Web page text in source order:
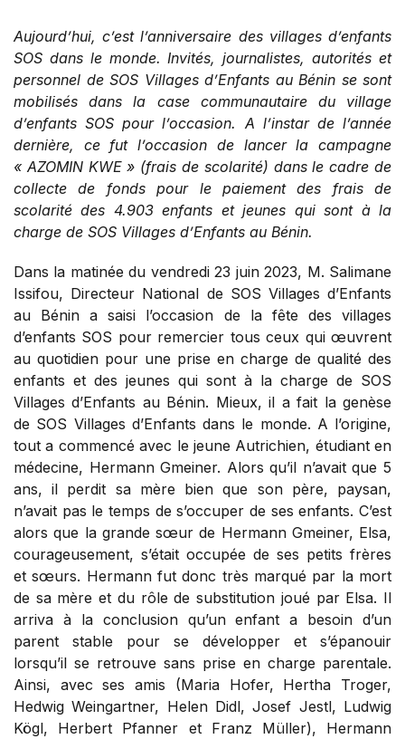
Aujourd’hui, c’est l’anniversaire des villages d’enfants
SOS dans le monde. Invités, journalistes, autorités et
personnel de SOS Villages d’Enfants au Bénin se sont
mobilisés dans la case communautaire du village
d’enfants SOS pour l’occasion. A l’instar de l’année
dernière, ce fut l’occasion de lancer la campagne
« AZOMIN KWE » (frais de scolarité) dans le cadre de
collecte de fonds pour le paiement des frais de
scolarité des 4.903 enfants et jeunes qui sont à la
charge de SOS Villages d’Enfants au Bénin.
Dans la matinée du vendredi 23 juin 2023, M. Salimane
Issifou, Directeur National de SOS Villages d’Enfants
au Bénin a saisi l’occasion de la fête des villages
d’enfants SOS pour remercier tous ceux qui œuvrent
au quotidien pour une prise en charge de qualité des
enfants et des jeunes qui sont à la charge de SOS
Villages d’Enfants au Bénin. Mieux, il a fait la genèse
de SOS Villages d’Enfants dans le monde. A l’origine,
tout a commencé avec le jeune Autrichien, étudiant en
médecine, Hermann Gmeiner. Alors qu’il n’avait que 5
ans, il perdit sa mère bien que son père, paysan,
n’avait pas le temps de s’occuper de ses enfants. C’est
alors que la grande sœur de Hermann Gmeiner, Elsa,
courageusement, s’était occupée de ses petits frères
et sœurs. Hermann fut donc très marqué par la mort
de sa mère et du rôle de substitution joué par Elsa. Il
arriva à la conclusion qu’un enfant a besoin d’un
parent stable pour se développer et s’épanouir
lorsqu’il se retrouve sans prise en charge parentale.
Ainsi, avec ses amis (Maria Hofer, Hertha Troger,
Hedwig Weingartner, Helen Didl, Josef Jestl, Ludwig
Kögl, Herbert Pfanner et Franz Müller), Hermann